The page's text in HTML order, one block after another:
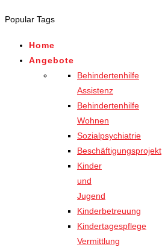
for results.
Popular Tags
Home
Angebote
Behindertenhilfe
Assistenz
Behindertenhilfe
Wohnen
Sozialpsychiatrie
Beschäftigungsprojekt
Kinder
und
Jugend
Kinderbetreuung
Kindertagespflege
Vermittlung